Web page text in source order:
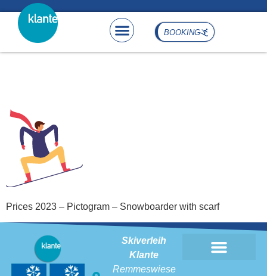
content
BOOKING
Prices 2023 – Pictogram – Snowboarder with scarf
Skiverleih
Klante
Remmeswiese